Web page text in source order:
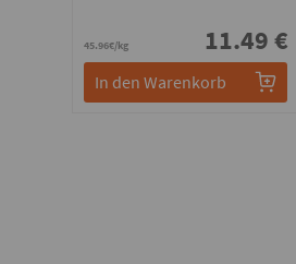
45.96€/kg 11.49 €
In den Warenkorb